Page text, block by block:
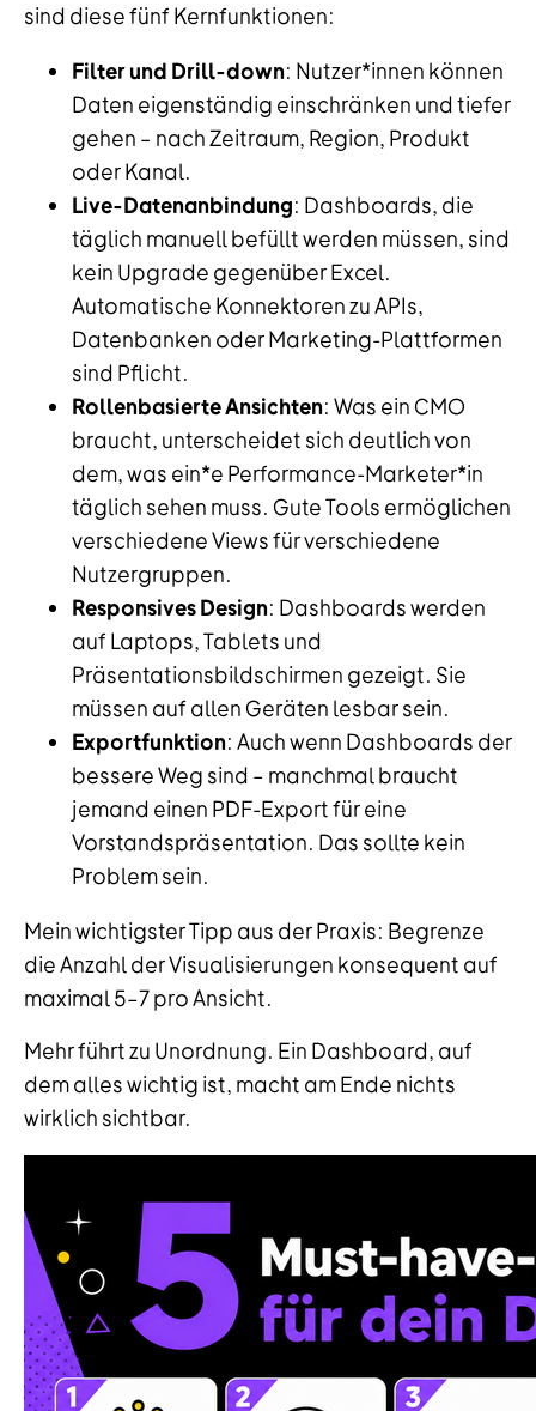
sind diese fünf Kernfunktionen:
Filter und Drill-down: Nutzer*innen können
Daten eigenständig einschränken und tiefer
gehen – nach Zeitraum, Region, Produkt
oder Kanal.
Live-Datenanbindung: Dashboards, die
täglich manuell befüllt werden müssen, sind
kein Upgrade gegenüber Excel.
Automatische Konnektoren zu APIs,
Datenbanken oder Marketing-Plattformen
sind Pflicht.
Rollenbasierte Ansichten: Was ein CMO
braucht, unterscheidet sich deutlich von
dem, was ein*e Performance-Marketer*in
täglich sehen muss. Gute Tools ermöglichen
verschiedene Views für verschiedene
Nutzergruppen.
Responsives Design: Dashboards werden
auf Laptops, Tablets und
Präsentationsbildschirmen gezeigt. Sie
müssen auf allen Geräten lesbar sein.
Exportfunktion: Auch wenn Dashboards der
bessere Weg sind – manchmal braucht
jemand einen PDF-Export für eine
Vorstandspräsentation. Das sollte kein
Problem sein.
Mein wichtigster Tipp aus der Praxis: Begrenze
die Anzahl der Visualisierungen konsequent auf
maximal 5–7 pro Ansicht.
Mehr führt zu Unordnung. Ein Dashboard, auf
dem alles wichtig ist, macht am Ende nichts
wirklich sichtbar.